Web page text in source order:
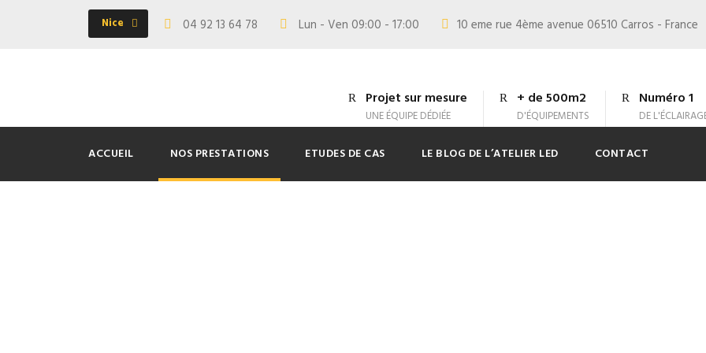
Nice 04 92 13 64 78 Lun - Ven 09:00 - 17:00 10 eme rue 4ème avenue 06510 Carros - France
Projet sur mesure
UNE ÉQUIPE DÉDIÉE
+ de 500m2
D'ÉQUIPEMENTS
Numéro 1
DE
ACCUEIL NOS PRESTATIONS ETUDES DE CAS LE BLOG DE L’ATELIER LED CONTACT